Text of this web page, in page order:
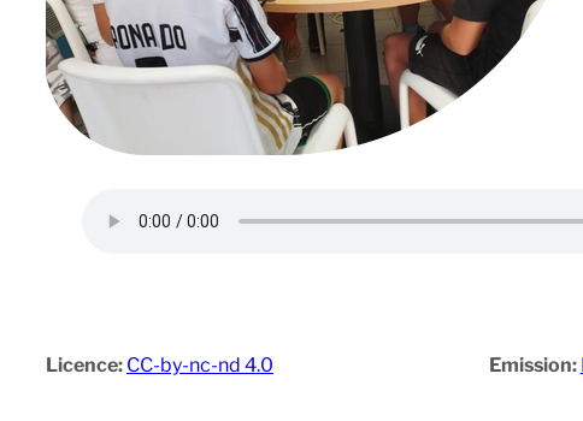
Licence: CC-by-nc-nd 4.0 Emission: